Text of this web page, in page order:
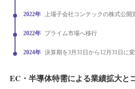
2022年 上場子会社コンテックの株式公開
2022年 プライム市場へ移行
2024年 決算期を3月31日から12月31日に
EC・半導体特需による業績拡大と